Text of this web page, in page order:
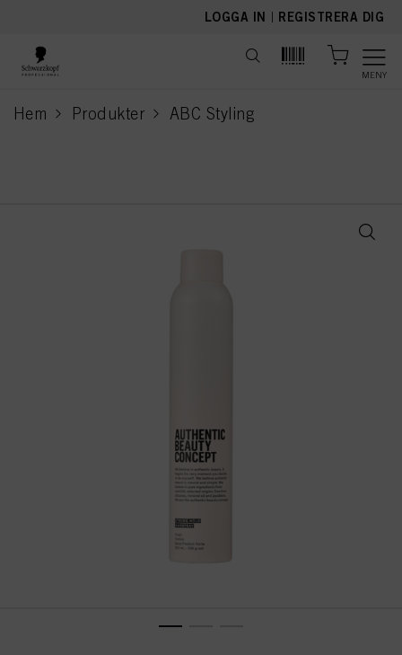
LOGGA IN | REGISTRERA DIG
MENY
Hem Produkter ABC Styling
current page